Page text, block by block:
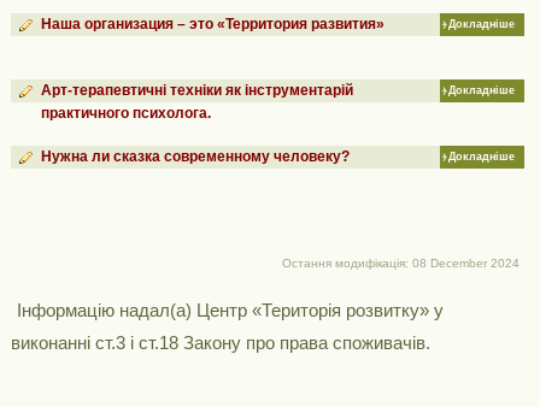
Докладніше
Наша организация – это «Территория развития»
Докладніше
Арт-терапевтичні техніки як інструментарій
практичного психолога.
Докладніше
Нужна ли сказка современному человеку?
Остання модифікація: 08 December 2024
Інформацію надал(а) Центр «Територія розвитку» у
виконанні ст.3 і ст.18 Закону про права споживачів.